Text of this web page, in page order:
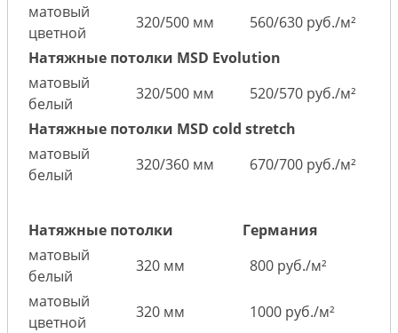
матовый
цветной
320/500 мм
560/630 руб./м²
Натяжные потолки MSD Evolution
матовый
белый
320/500 мм
520/570 руб./м²
Натяжные потолки MSD cold stretch
матовый
белый
320/360 мм 670/700 руб./м²
Натяжные потолки
Германия
матовый
белый
320 мм
800 руб./м²
матовый
цветной
320 мм 1000 руб./м²